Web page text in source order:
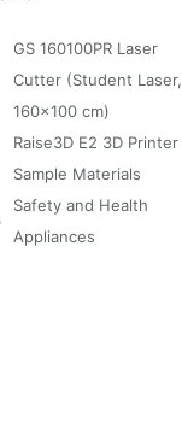
GS 160100PR Laser
Cutter (Student Laser,
160×100 cm)
Raise3D E2 3D Printer
Sample Materials
Safety and Health
Appliances